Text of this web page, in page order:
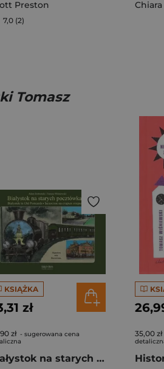
Preston
7,0 (2)
Tomasz
KSIĄŻKA
zł
zł - sugerowana cena
Białystok na starych pocztówkach Białystok in Old Postcards
35,00 zł